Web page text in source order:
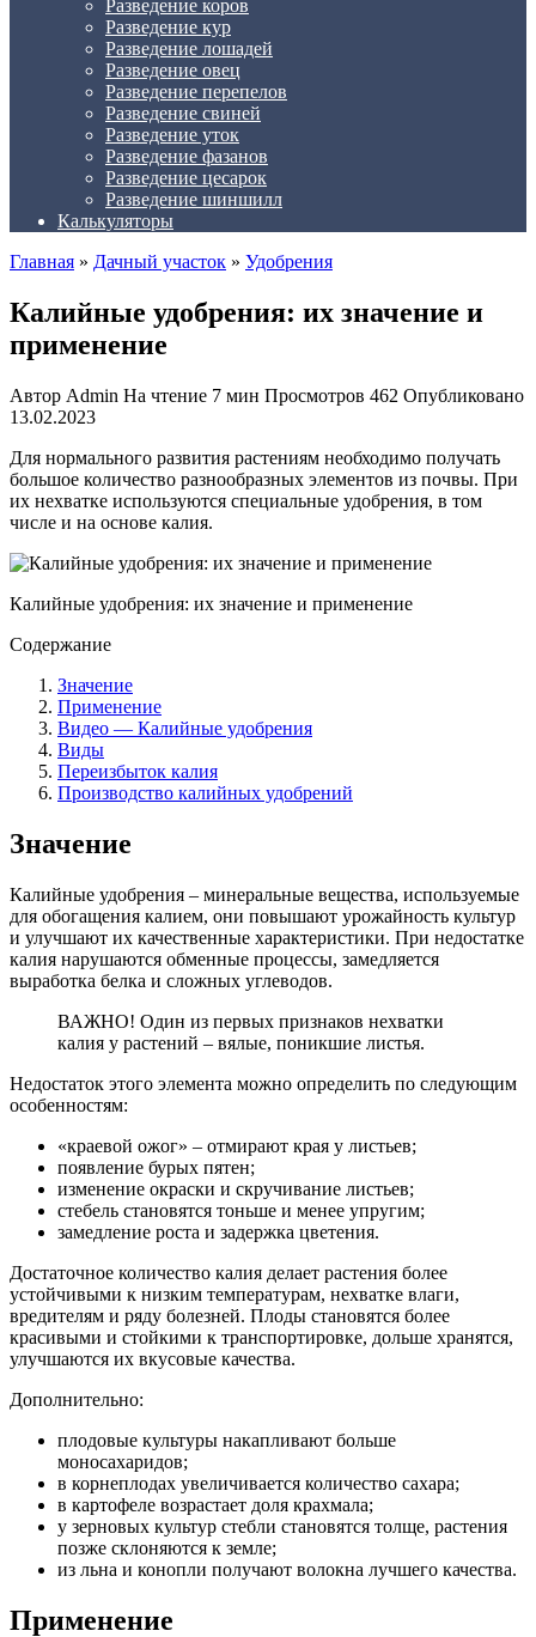
Разведение коров
Разведение кур
Разведение лошадей
Разведение овец
Разведение перепелов
Разведение свиней
Разведение уток
Разведение фазанов
Разведение цесарок
Разведение шиншилл
Калькуляторы
Главная » Дачный участок » Удобрения
Калийные удобрения: их значение и
применение
Автор Admin На чтение 7 мин Просмотров 462 Опубликовано
13.02.2023
Для нормального развития растениям необходимо получать
большое количество разнообразных элементов из почвы. При
их нехватке используются специальные удобрения, в том
числе и на основе калия.
Калийные удобрения: их значение и применение
Содержание
Значение
Применение
Видео — Калийные удобрения
Виды
Переизбыток калия
Производство калийных удобрений
Значение
Калийные удобрения – минеральные вещества, используемые
для обогащения калием, они повышают урожайность культур
и улучшают их качественные характеристики. При недостатке
калия нарушаются обменные процессы, замедляется
выработка белка и сложных углеводов.
ВАЖНО! Один из первых признаков нехватки
калия у растений – вялые, поникшие листья.
Недостаток этого элемента можно определить по следующим
особенностям:
«краевой ожог» – отмирают края у листьев;
появление бурых пятен;
изменение окраски и скручивание листьев;
стебель становятся тоньше и менее упругим;
замедление роста и задержка цветения.
Достаточное количество калия делает растения более
устойчивыми к низким температурам, нехватке влаги,
вредителям и ряду болезней. Плоды становятся более
красивыми и стойкими к транспортировке, дольше хранятся,
улучшаются их вкусовые качества.
Дополнительно:
плодовые культуры накапливают больше
моносахаридов;
в корнеплодах увеличивается количество сахара;
в картофеле возрастает доля крахмала;
у зерновых культур стебли становятся толще, растения
позже склоняются к земле;
из льна и конопли получают волокна лучшего качества.
Применение